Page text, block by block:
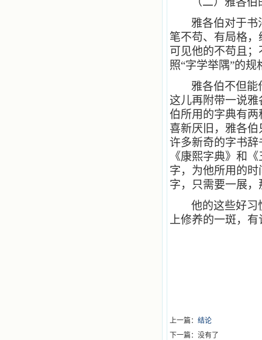
雅各伯对于书
笔不苟、有局格
可见他的不苟且
照“字学举隅”的
雅各伯不但能
这儿再附带一说
伯所用的字典有
喜新厌旧，雅各
许多新奇的字书
《康熙字典》和
字，为他所用的
字，只需要一展
他的这些好习
上修养的一斑，
上一篇： 结论
下一篇：没有了